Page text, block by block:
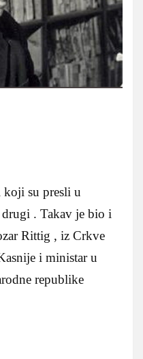
su presli u
. Takav je bio i
Rittig , iz Crkve
i ministar u
republike